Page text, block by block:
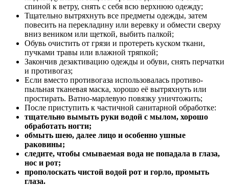
спиной к ветру, снять с себя всю верхнюю одежду;
Тщательно вытряхнуть все предметы одежды, затем
повесить на перекладину или веревку и обмести сверху
вниз веником или щеткой, выбить палкой;
Обувь очистить от грязи и протереть куском ткани,
пучками травы или влажной тряпкой;
Закончив дезактивацию одежды и обуви, снять перчатки
и противогаз;
Если вместо противогаза использовалась противо-
пыльная тканевая маска, хорошо её вытряхнуть или
простирать. Ватно-марлевую повязку уничтожить;
После приступить к частичной санитарной обработке:
тщательно вымыть руки водой с мылом, хорошо
обработать ногти;
обмыть шею, далее лицо и особенно ушные
раковины;
следите, чтобы смываемая вода не попадала в глаза,
нос и рот;
прополоскать чистой водой рот и горло, промыть
глаза.